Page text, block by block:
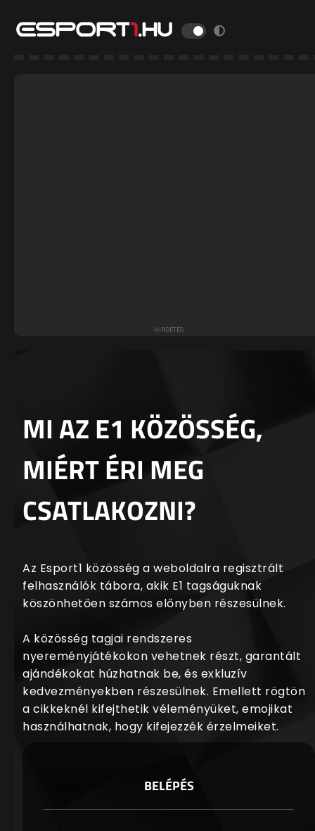
MI AZ E1 KÖZÖSSÉG,
MIÉRT ÉRI MEG
CSATLAKOZNI?
Az Esport1 közösség a weboldalra regisztrált
felhasználók tábora, akik E1 tagságuknak
köszönhetően számos előnyben részesülnek.
A közösség tagjai rendszeres
nyereményjátékokon vehetnek részt, garantált
ajándékokat húzhatnak be, és exkluzív
kedvezményekben részesülnek. Emellett rögtön
a cikkeknél kifejthetik véleményüket, emojikat
használhatnak, hogy kifejezzék érzelmeiket.
BELÉPÉS